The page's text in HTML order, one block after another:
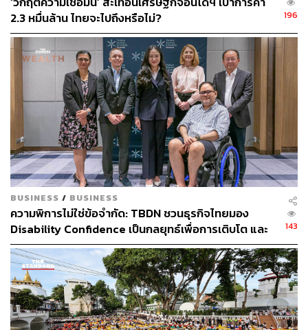
อยู่เท่าไร สมมติมี 30 คน เราก็ไปเช่าไว้เลย โรงแรม ซึ่ง
โรงแรม 2 ดาว 3 ดาวเหลือทุกจังหวัด กรุงเทพฯ ก็มี ก็ทำให้
อยู่ในสภาพที่เหมาะกับการกักโรค ไม่ใช่สภาพที่เป็นอยู่ ซึ่งถ้า
ผอ.โรงพยาบาล มีงบประมาณและมีอำนาจ เราต้องรีบ
ถ่ายทอด ถ่ายเทอำนาจ ถ่ายเทงบประมาณให้แต่ละโรง
พยาบาล เพื่อบริหารจัดการ เช่าโรงแรมเป็น Hospitel เป็น
สาขาที่ 1 สาขาที่ 2 ไป ภายใต้การดูแลของโรงพยาบาล แล้ว
ถ้าผู้ป่วยหนัก เขาก็จะส่งต่อเองไปโรงพยาบาลอำเภอ โรง
พยาบาลศูนย์ เขาทำกันได้ เขามีระบบอยู่แล้ว บุคลากร
สาธารณสุขเก่งอยู่แล้ว เพียงแต่บริหารจัดการไม่มีเงิน เราจะ
เห็นตามเพจต่างๆ โรงพยาบาลเริ่มขอบริจาค ทั้งๆ ที่นายก
รัฐมนตรีก็บอกมีเงิน นี่คือการบริหารจัดการที่ไม่กระจาย
อำนาจ ถ้าบริหารจัดการดี เราก็จะไม่เห็นอาม่าตาย ไม่เห็น
คุณลุงตาย ยกตัวอย่างกรุงเทพฯ มีโรงพยาบาลสังกัด
กรุงเทพมหานครมี 11 แห่ง มีศูนย์สาธารณสุข 68 แห่ง แล้ว
ยังมีโรงพยาบาลรัฐอื่นๆ โรงพยาบาลเอกชนอีก เราตั้งที่ตรวจ
50 เขตได้ หรือสถานีฉีดวัคซีนให้เป็นที่เดียวกัน ถ้ากรุงเทพฯ
ตั้งสถานีฉีดวัคซีนเขตละ 5 จุด ก็ฉีดสถานีละ 100 กว่าคนเอง”
คุณหญิงสุดารัตน์ กล่าว
2.3 หมื่นล้าน ไทยจะไปถึงหรือไม่?
196
BUSINESS / BUSINESS
ความพิการไม่ใช่ข้อจำกัด: TBDN ชวนธุรกิจไทยมอง
Disability Confidence เป็นกลยุทธ์เพื่อการเติบโต และ
อนาคตแรงงานไทย
143